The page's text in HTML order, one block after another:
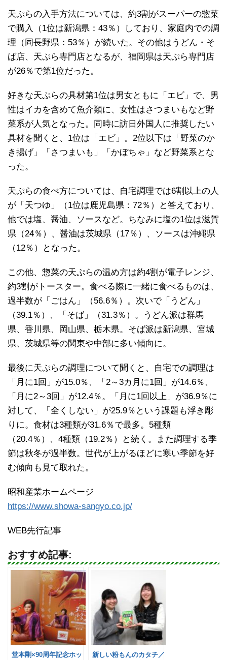
天ぷらの入手方法については、約3割がスーパーの惣菜
で購入（1位は新潟県：43％）しており、家庭内での調
理（同長野県：53％）が続いた。その他はうどん・そ
ば店、天ぷら専門店となるが、福岡県は天ぷら専門店
が26％で第1位だった。
好きな天ぷらの具材第1位は男女ともに「エビ」で、男
性はイカを含めて魚介類に、女性はさつまいもなど野
菜系が人気となった。同時に訪日外国人に推奨したい
具材を聞くと、1位は「エビ」。2位以下は「野菜のか
き揚げ」「さつまいも」「かぼちゃ」など野菜系とな
った。
天ぷらの食べ方については、自宅調理では6割以上の人
が「天つゆ」（1位は鹿児島県：72％）と答えており、
他では塩、醤油、ソースなど。ちなみに塩の1位は滋賀
県（24％）、醤油は茨城県（17％）、ソースは沖縄県
（12％）となった。
この他、惣菜の天ぷらの温め方は約4割が電子レンジ、
約3割がトースター。食べる際に一緒に食べるものは、
過半数が「ごはん」（56.6％）。次いで「うどん」
（39.1％）、「そば」（31.3％）。うどん派は群馬
県、香川県、岡山県、栃木県。そば派は新潟県、宮城
県、茨城県等の関東や中部に多い傾向に。
最後に天ぷらの調理について聞くと、自宅での調理は
「月に1回」が15.0％、「2～3カ月に1回」が14.6％、
「月に2～3回」が12.4％。「月に1回以上」が36.9％に
対して、「全くしない」が25.9％という課題も浮き彫
りに。食材は3種類が31.6％で最多。5種類
（20.4％）、4種類（19.2％）と続く。また調理する季
節は秋冬が過半数。世代が上がるほどに寒い季節を好
む傾向も見て取れた。
昭和産業ホームページ
https://www.showa-sangyo.co.jp/
WEB先行記事
おすすめ記事:
堂本剛×90周年記念ホッ
新しい粉もんのカタチ／